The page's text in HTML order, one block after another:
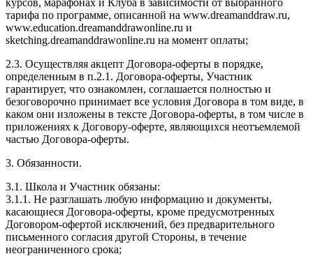
тарифа по программе, описанной на www.dreamanddraw.ru,
www.education.dreamanddrawonline.ru и
sketching.dreamanddrawonline.ru на момент оплаты;
2.3. Осуществляя акцепт Договора-оферты в порядке,
определенным в п.2.1. Договора-оферты, Участник
гарантирует, что ознакомлен, соглашается полностью и
безоговорочно принимает все условия Договора в том виде, в
каком они изложены в тексте Договора-оферты, в том числе в
приложениях к Договору-оферте, являющихся неотъемлемой
частью Договора-оферты.
3. Обязанности.
3.1. Школа и Участник обязаны:
3.1.1. Не разглашать любую информацию и документы,
касающиеся Договора-оферты, кроме предусмотренных
Договором-офертой исключений, без предварительного
письменного согласия другой Стороны, в течение
неограниченного срока;